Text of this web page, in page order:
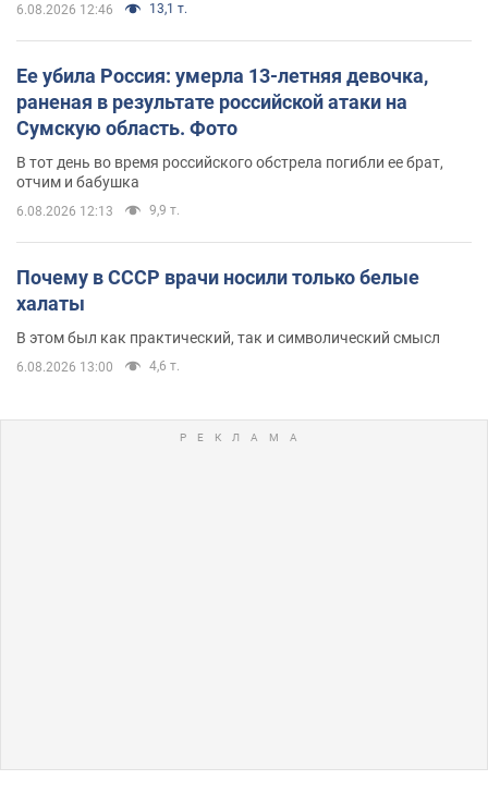
6.08.2026 12:46 13,1 т.
Ее убила Россия: умерла 13-летняя девочка,
раненая в результате российской атаки на
Сумскую область. Фото
В тот день во время российского обстрела погибли ее брат,
отчим и бабушка
6.08.2026 12:13 9,9 т.
Почему в СССР врачи носили только белые
халаты
В этом был как практический, так и символический смысл
6.08.2026 13:00 4,6 т.